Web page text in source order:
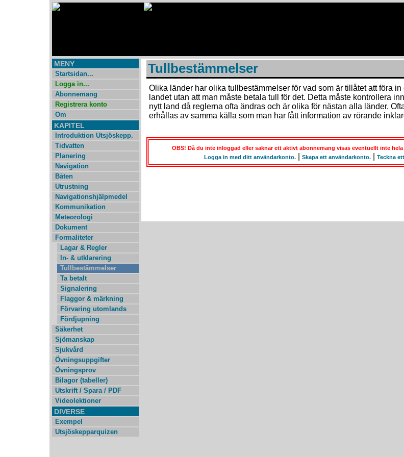
MENY
Startsidan...
Logga in...
Abonnemang
Registrera konto
Om
KAPITEL
Introduktion Utsjöskepp.
Tidvatten
Planering
Navigation
Båten
Utrustning
Navigationshjälpmedel
Kommunikation
Meteorologi
Dokument
Formaliteter
Lagar & Regler
In- & utklarering
Tullbestämmelser
Ta betalt
Signalering
Flaggor & märkning
Förvaring utomlands
Fördjupning
Säkerhet
Sjömanskap
Sjukvård
Övningsuppgifter
Övningsprov
Bilagor (tabeller)
Utskrift / Spara / PDF
Videolektioner
DIVERSE
Exempel
Utsjöskepparquizen
Tullbestämmelser
Olika länder har olika tullbestämmelser för vad som är tillåtet att föra
landet utan att man måste betala tull för det. Detta måste kontrollera
nytt land då reglerna ofta ändras och är olika för nästan alla länder.
erhållas av samma källa som man har fått information av rörande
OBS! Då du inte inloggad eller saknar ett aktivt abonnemang visas eventuellt inte
Logga in med ditt användarkonto.
Skapa ett användarkonto. Teckna